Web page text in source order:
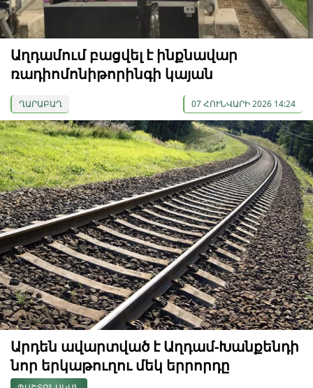
Աղդամում բացվել է ինքնավար
ռադիոմոնիթորինգի կայան
ՂԱՐԱԲԱՂ 07 ՀՈՒՆՎԱՐԻ 2026 14:24
Արդեն ավարտված է Աղդամ-Խանքենդի
նոր երկաթուղու մեկ երրորդը